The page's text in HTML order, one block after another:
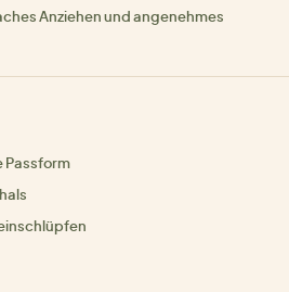
Anziehen und angenehmes
Passform